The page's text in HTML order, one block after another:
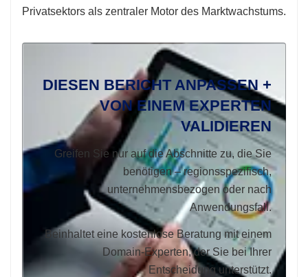
Privatsektors als zentraler Motor des Marktwachstums.
DIESEN BERICHT ANPASSEN +
VON EINEM EXPERTEN
VALIDIEREN
Greifen Sie nur auf die Abschnitte zu, die Sie
benötigen – regionsspezifisch,
unternehmensbezogen oder nach
Anwendungsfall.
Beinhaltet eine kostenlose Beratung mit einem
Domain-Experten, der Sie bei Ihrer
Entscheidung unterstützt.